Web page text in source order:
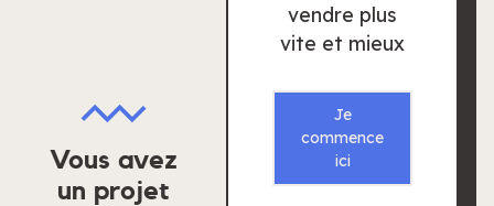
Vous avez
un projet
vendre plus
vite et mieux
Je
commence
ici